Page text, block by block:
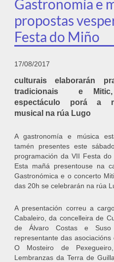
Gastronomía e
propostas
Festa do Miño
17/08/2017
culturais elaborarán
tradicionais e
espectáculo porá a
musical na rúa Lugo
A gastronomía e música
tamén presentes este
programación da VII Festa
Esta mañá presentouse na
Gastronómica e o concerto
das 20h se celebrarán na rúa
A presentación correu a
Cabaleiro, da concelleira de
de Álvaro Costas e
representante das
O Mosteiro de
Lembranzas da Terra de